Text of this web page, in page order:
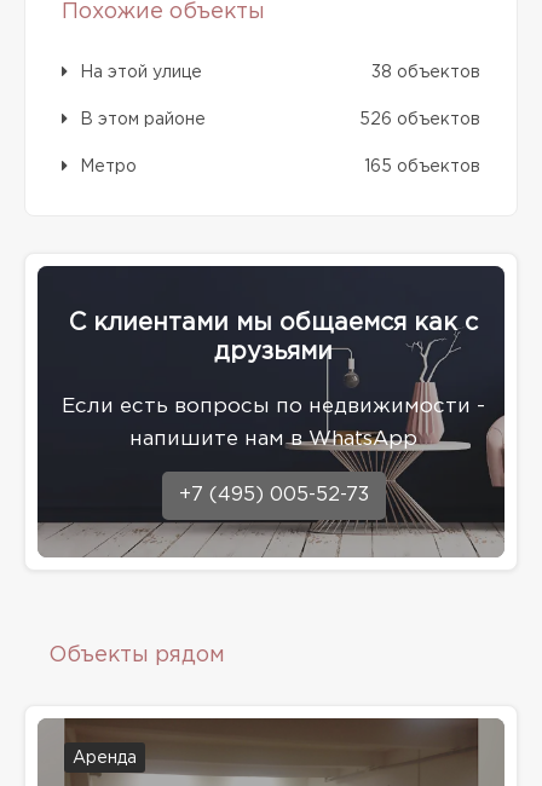
Похожие объекты
На этой улице 38 объектов
В этом районе 526 объектов
Метро 165 объектов
С клиентами мы общаемся как с
друзьями
Eсли есть вопросы по недвижимости -
напишите нам в WhatsApp
+7 (495) 005-52-73
Объекты рядом
Аренда